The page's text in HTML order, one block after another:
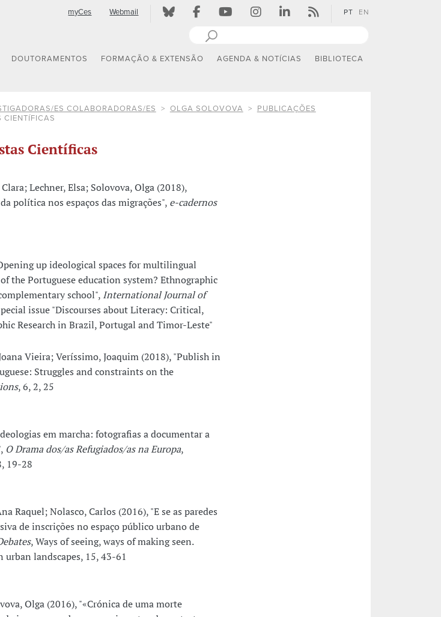
myCes Webmail PT EN
DOUTORAMENTOS FORMAÇÃO & EXTENSÃO AGENDA & NOTÍCIAS BIBLIOTECA
ES COLABORADORAS/ES OLGA SOLOVOVA
PUBLICAÇÕES
CIENTÍFICAS
Científicas
Lechner, Elsa; Solovova, Olga (2018),
política nos espaços das migrações", e-cadernos
up ideological spaces for multilingual
the Portuguese education system? Ethnographic
school", International Journal of
issue "Discourses about Literacy: Critical,
Research in Brazil, Portugal and Timor-Leste"
Vieira; Veríssimo, Joaquim (2018), "Publish in
Struggles and constraints on the
, 6, 2, 25
em marcha: fotografias a documentar a
O Drama dos/as Refugiados/as na Europa,
19-28
Raquel; Nolasco, Carlos (2016), "E se as paredes
de inscrições no espaço público urbano de
, Ways of seeing, ways of making seen.
landscapes, 15, 43-61
Olga (2016), "«Crónica de uma morte